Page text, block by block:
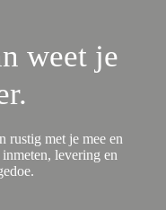
weet je
rustig met je mee en
levering en